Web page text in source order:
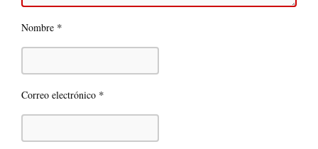
Nombre *
Correo electrónico *